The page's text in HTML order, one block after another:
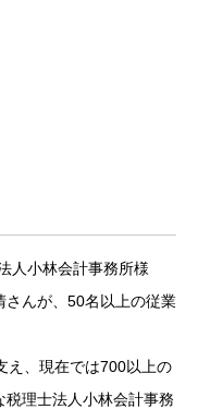
人小林会計事務所様
さんが、50名以上の従業
え、現在では700以上の
理士法人小林会計事務